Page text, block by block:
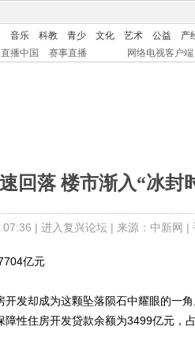
音乐 科教 青少 文化 艺术 公益 产
直播中国 赛事直播 网络电视客户端
回落 楼市渐入“冰封
07:36 | 进入复兴论坛| 来源：中新网 |
亿元
却成为这颗坠落陨石中耀眼的一角
性住房开发贷款余额为3499亿元，